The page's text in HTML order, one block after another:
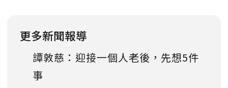
更多新聞報導
譚敦慈：迎接一個人老後，先想5件
事